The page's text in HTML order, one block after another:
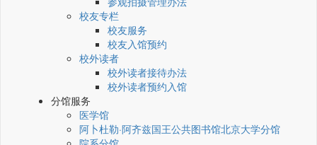
校友专栏
校友服务
校友入馆预约
校外读者
校外读者接待办法
校外读者预约入馆
分馆服务
医学馆
阿卜杜勒·阿齐兹国王公共图书馆北京大学分馆